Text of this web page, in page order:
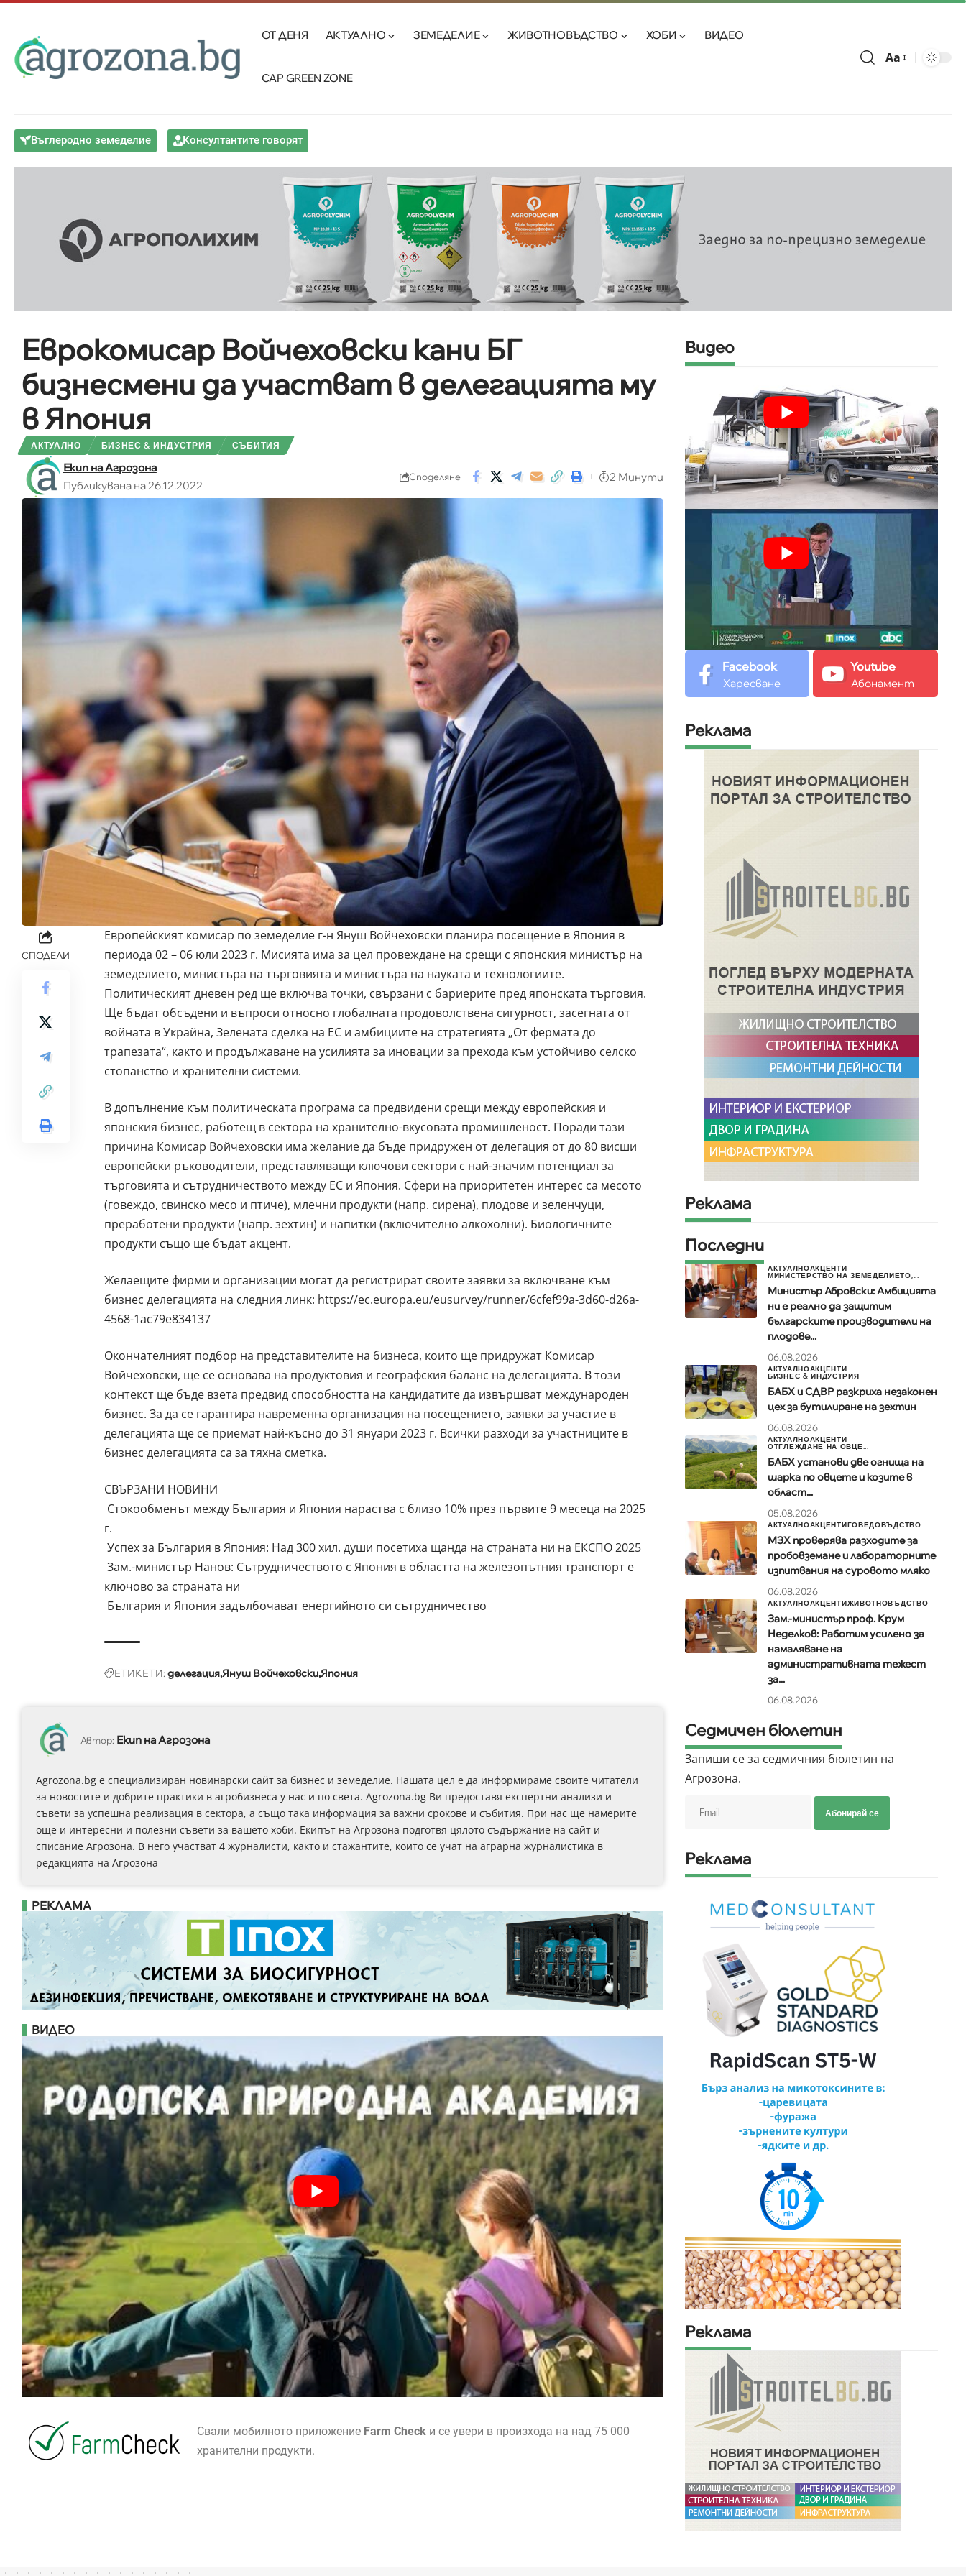
ОТ ДЕНЯ АКТУАЛНО ЗЕМЕДЕЛИЕ ЖИВОТНОВЪДСТВО ХОБИ ВИДЕО
CAP GREEN ZONE
Aa
Въглеродно земеделие Консултантите говорят
Еврокомисар Войчеховски кани БГ
бизнесмени да участват в делегацията му
в Япония
АКТУАЛНО БИЗНЕС & ИНДУСТРИЯ СЪБИТИЯ
Екип на Агрозона
Публикувана на 26.12.2022
Споделяне 2 Минути
СПОДЕЛИ
Европейският комисар по земеделие г-н Януш Войчеховски планира посещение в Япония в
периода 02 – 06 юли 2023 г. Мисията има за цел провеждане на срещи с японския министър на
земеделието, министъра на търговията и министъра на науката и технологиите.
Политическият дневен ред ще включва точки, свързани с бариерите пред японската търговия.
Ще бъдат обсъдени и въпроси относно глобалната продоволствена сигурност, засегната от
войната в Украйна, Зелената сделка на ЕС и амбициите на стратегията „От фермата до
трапезата“, както и продължаване на усилията за иновации за прехода към устойчиво селско
стопанство и хранителни системи.
В допълнение към политическата програма са предвидени срещи между европейския и
японския бизнес, работещ в сектора на хранително-вкусовата промишленост. Поради тази
причина Комисар Войчеховски има желание да бъде придружен от делегация от до 80 висши
европейски ръководители, представляващи ключови сектори с най-значим потенциал за
търговията и сътрудничеството между ЕС и Япония. Сфери на приоритетен интерес са месото
(говеждо, свинско месо и птиче), млечни продукти (напр. сирена), плодове и зеленчуци,
преработени продукти (напр. зехтин) и напитки (включително алкохолни). Биологичните
продукти също ще бъдат акцент.
Желаещите фирми и организации могат да регистрират своите заявки за включване към
бизнес делегацията на следния линк: https://ec.europa.eu/eusurvey/runner/6cfef99a-3d60-d26a-
4568-1ac79e834137
Окончателният подбор на представителите на бизнеса, които ще придружат Комисар
Войчеховски, ще се основава на продуктовия и географския баланс на делегацията. В този
контекст ще бъде взета предвид способността на кандидатите да извършват международен
бизнес. За да се гарантира навременна организация на посещението, заявки за участие в
делегацията ще се приемат най-късно до 31 януари 2023 г. Всички разходи за участниците в
бизнес делегацията са за тяхна сметка.
СВЪРЗАНИ НОВИНИ
Стокообменът между България и Япония нараства с близо 10% през първите 9 месеца на 2025
г.
Успех за България в Япония: Над 300 хил. души посетиха щанда на страната ни на ЕКСПО 2025
Зам.-министър Нанов: Сътрудничеството с Япония в областта на железопътния транспорт е
ключово за страната ни
България и Япония задълбочават енергийното си сътрудничество
ЕТИКЕТИ:делегацияЯнуш ВойчеховскиЯпония
Автор: Екип на Агрозона
Agrozona.bg e специализиран новинарски сайт за бизнес и земеделие. Нашата цел е да информираме своите читатели
за новостите и добрите практики в агробизнеса у нас и по света. Agrozona.bg Ви предоставя експертни анализи и
съвети за успешна реализация в сектора, а също така информация за важни срокове и събития. При нас ще намерите
още и интересни и полезни съвети за вашето хоби. Екипът на Агрозона подготвя цялото съдържание на сайт и
списание Агрозона. В него участват 4 журналисти, както и стажантите, които се учат на аграрна журналистика в
редакцията на Агрозона
РЕКЛАМА
ВИДЕО
Свали мобилното приложение Farm Check и се увери в произхода на над 75 000
хранителни продукти.
Видео
Facebook
Харесване
Youtube
Абонамент
Реклама
Реклама
Последни
АКТУАЛНОАКЦЕНТИ
МИНИСТЕРСТВО НА ЗЕМЕДЕЛИЕТО,...
Министър Абровски: Амбицията
ни е реално да защитим
българските производители на
плодове...
06.08.2026
АКТУАЛНОАКЦЕНТИ
БИЗНЕС & ИНДУСТРИЯ
БАБХ и СДВР разкриха незаконен
цех за бутилиране на зехтин
06.08.2026
АКТУАЛНОАКЦЕНТИ
ОТГЛЕЖДАНЕ НА ОВЦЕ...
БАБХ установи две огнища на
шарка по овцете и козите в
област...
05.08.2026
АКТУАЛНОАКЦЕНТИГОВЕДОВЪДСТВО
МЗХ проверява разходите за
пробовземане и лабораторните
изпитвания на суровото мляко
06.08.2026
АКТУАЛНОАКЦЕНТИЖИВОТНОВЪДСТВО
Зам.-министър проф. Крум
Неделков: Работим усилено за
намаляване на
административната тежест
за...
06.08.2026
Седмичен бюлетин
Запиши се за седмичния бюлетин на
Агрозона.
Абонирай се
Реклама
Реклама